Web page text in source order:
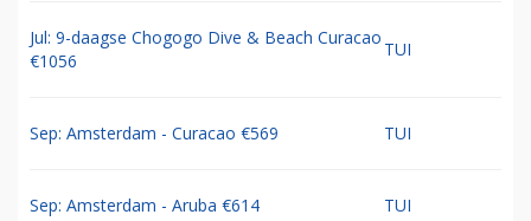
Jul: 9-daagse Chogogo Dive & Beach Curacao
€1056
TUI
Sep: Amsterdam - Curacao €569 TUI
Sep: Amsterdam - Aruba €614 TUI